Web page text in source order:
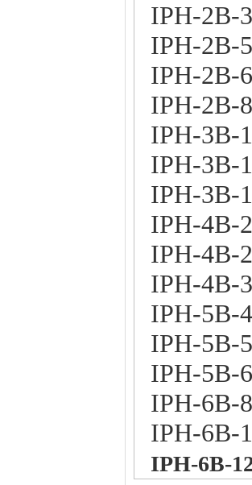
IPH-2B-
IPH-2B-
IPH-2B-
IPH-2B-
IPH-3B-
IPH-3B-
IPH-3B-
IPH-4B-
IPH-4B-
IPH-4B-
IPH-5B-
IPH-5B-
IPH-5B-
IPH-6B-
IPH-6B-
IPH-6B-